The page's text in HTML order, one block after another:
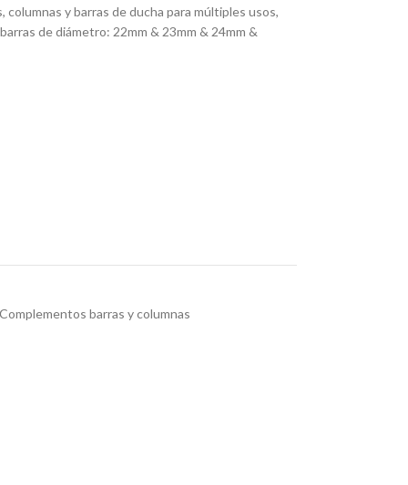
columnas y barras de ducha para múltiples usos,
de diámetro: 22mm & 23mm & 24mm &
barras y columnas